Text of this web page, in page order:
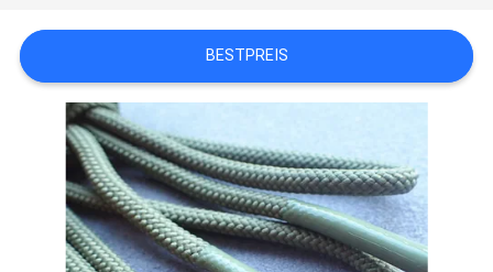
SIE EIN
ZITAT
SITEMAP
PRIVACY
POLICY
BESTPREIS